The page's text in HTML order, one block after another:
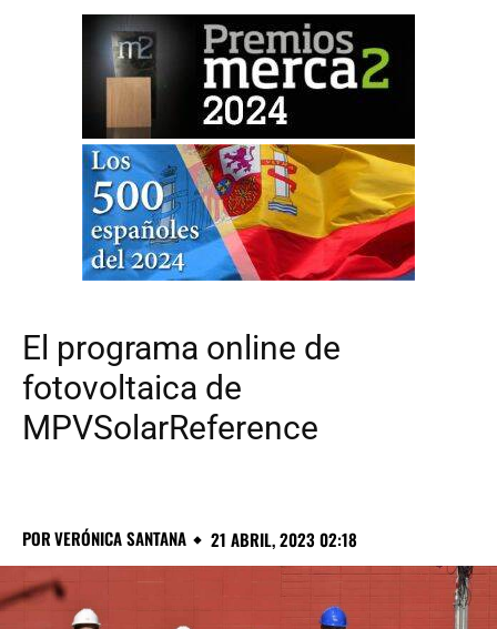
El programa online de
fotovoltaica de
MPVSolarReference
PORVERÓNICA SANTANA 21 ABRIL, 2023 02:18